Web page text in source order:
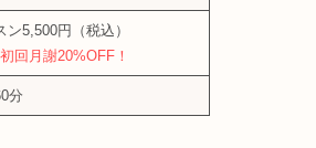
ン5,500円（税込）
回月謝20%OFF！
分